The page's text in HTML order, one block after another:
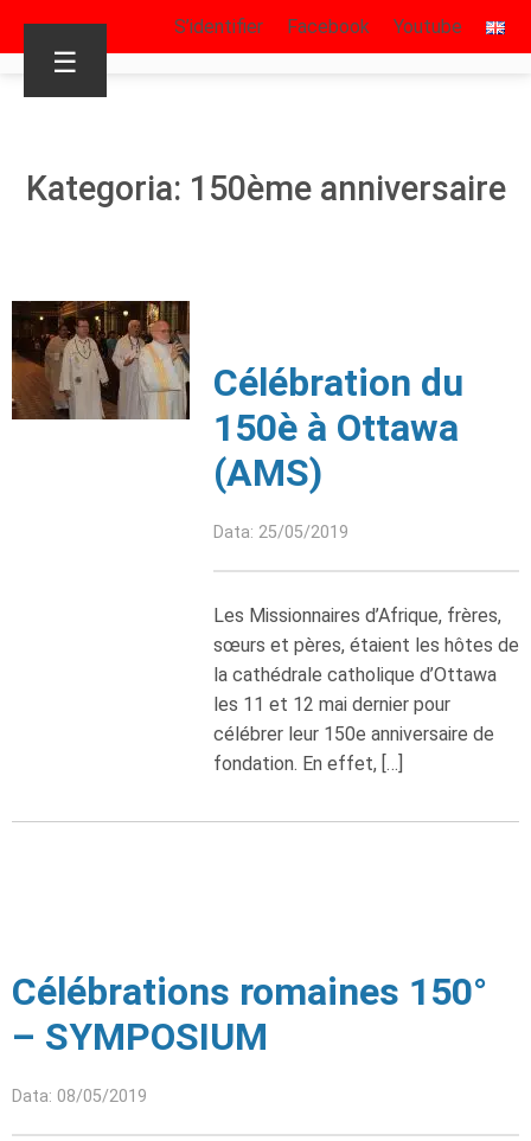
S’identifier Facebook Youtube
☰
Kategoria: 150ème anniversaire
Célébration du
150è à Ottawa
(AMS)
Data: 25/05/2019
Les Missionnaires d’Afrique, frères,
sœurs et pères, étaient les hôtes de
la cathédrale catholique d’Ottawa
les 11 et 12 mai dernier pour
célébrer leur 150e anniversaire de
fondation. En effet, […]
Célébrations romaines 150°
– SYMPOSIUM
Data: 08/05/2019